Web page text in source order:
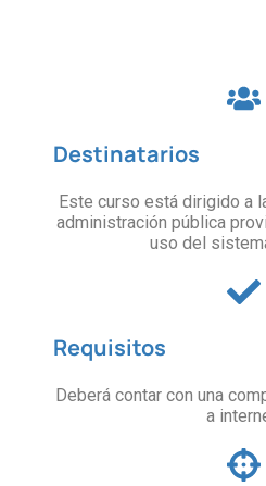
Destinatarios
Este curso está dirigido a
administración pública
uso del
Requisitos
Deberá contar con una
a